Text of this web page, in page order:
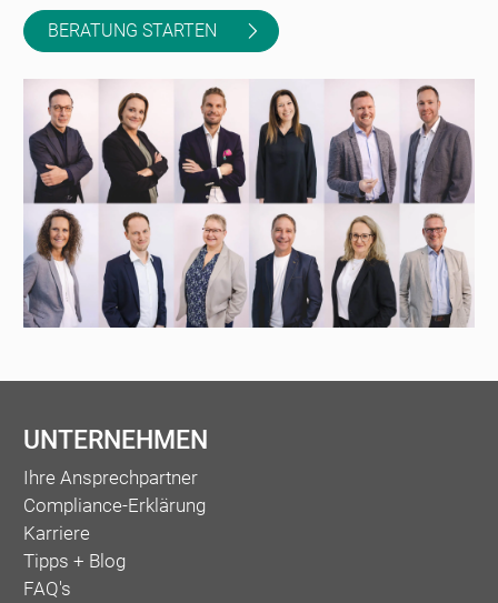
BERATUNG STARTEN
UNTERNEHMEN
Ihre Ansprechpartner
Compliance-Erklärung
Karriere
Tipps + Blog
FAQ's